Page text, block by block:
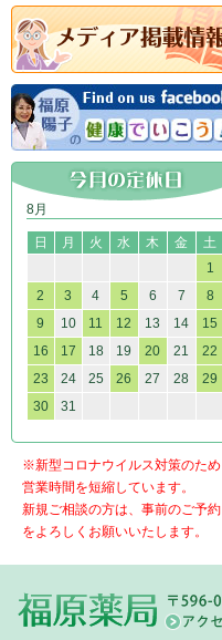
8月
日 月 火 水 木 金
土
1
2
3 4 5 6 7
8
9
10 11 12 13 14
15
16
17 18 19 20 21
22
23
24 25 26 27 28
29
30
31
※新型コロナウイルス対策のため
営業時間を短縮しています。
新規ご相談の方は、事前のご予約
をよろしくお願いいたします。